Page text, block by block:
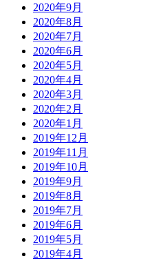
2020年9月
2020年8月
2020年7月
2020年6月
2020年5月
2020年4月
2020年3月
2020年2月
2020年1月
2019年12月
2019年11月
2019年10月
2019年9月
2019年8月
2019年7月
2019年6月
2019年5月
2019年4月